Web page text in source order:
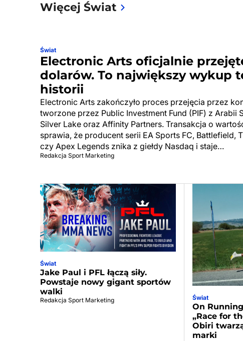
Więcej Świat
Świat
Electronic Arts oficjalnie
dolarów. To największy wykup
historii
Electronic Arts zakończyło proces przejęcia przez
tworzone przez Public Investment Fund (PIF) z Arabii
Silver Lake oraz Affinity Partners. Transakcja o
sprawia, że producent serii EA Sports FC, Battlefield,
czy Apex Legends znika z giełdy Nasdaq i staje…
Redakcja Sport Marketing
Świat
Jake Paul i PFL łączą siły.
Powstaje nowy gigant sportów
walki
Redakcja Sport Marketing Świat
On
„Race for
Obiri
marki